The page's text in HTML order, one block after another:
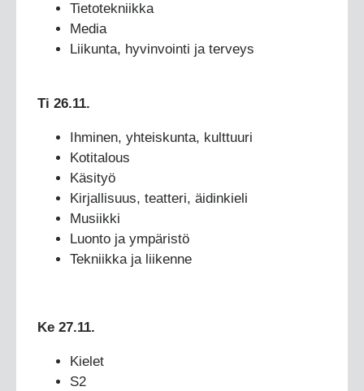
Tietotekniikka
Media
Liikunta, hyvinvointi ja terveys
Ti 26.11.
Ihminen, yhteiskunta, kulttuuri
Kotitalous
Käsityö
Kirjallisuus, teatteri, äidinkieli
Musiikki
Luonto ja ympäristö
Tekniikka ja liikenne
Ke 27.11.
Kielet
S2